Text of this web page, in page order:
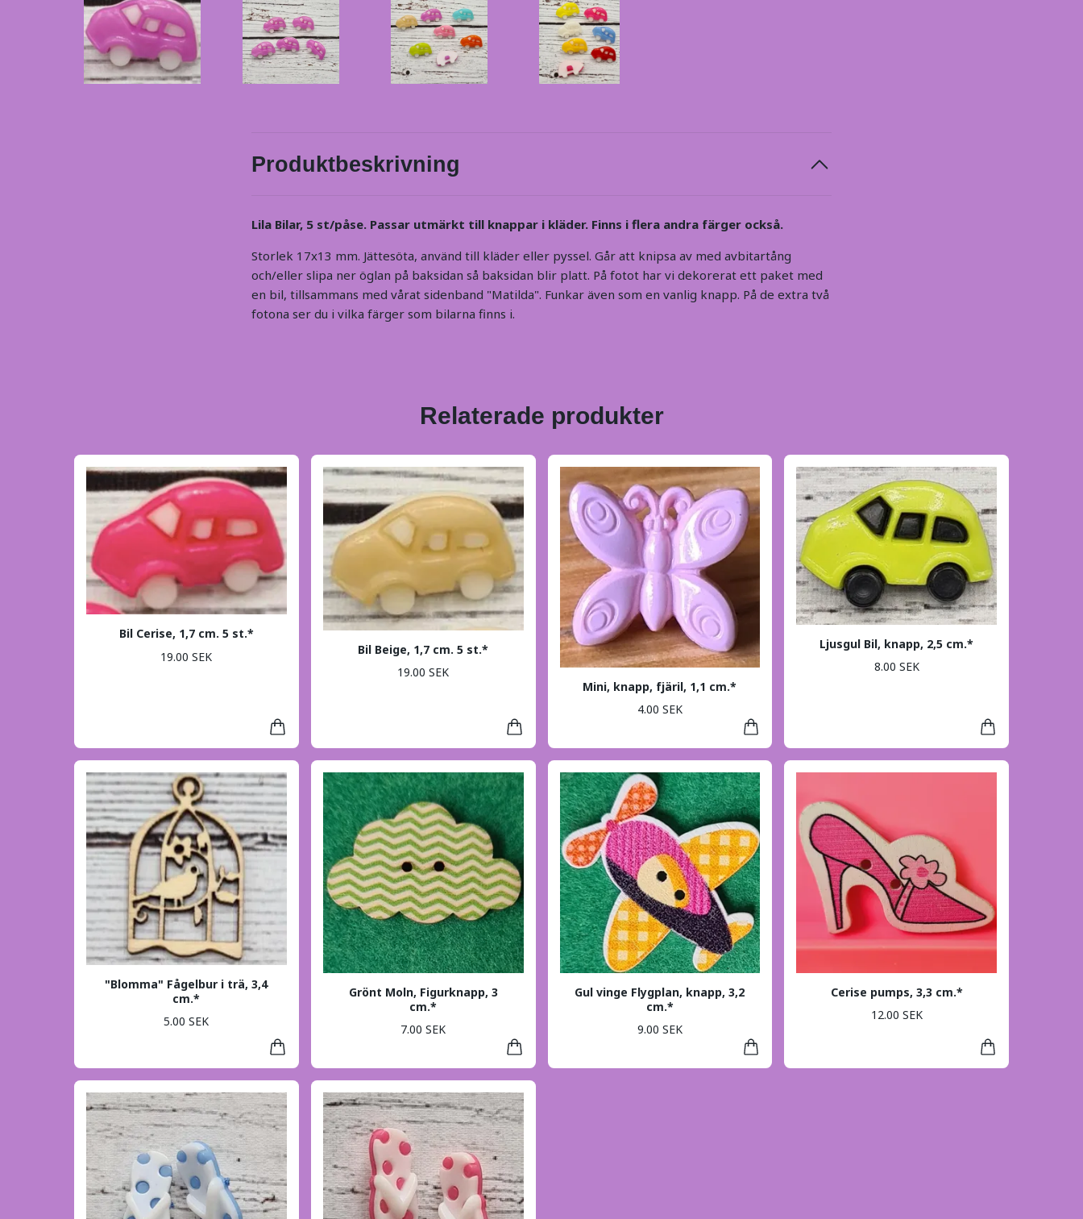
Produktbeskrivning
Lila Bilar, 5 st/påse. Passar utmärkt till knappar i kläder. Finns i flera andra färger också.
Storlek 17x13 mm. Jättesöta, använd till kläder eller pyssel. Går att knipsa av med avbitartång
och/eller slipa ner öglan på baksidan så baksidan blir platt. På fotot har vi dekorerat ett paket med
en bil, tillsammans med vårat sidenband "Matilda". Funkar även som en vanlig knapp. På de extra två
fotona ser du i vilka färger som bilarna finns i.
Relaterade produkter
Bil Cerise, 1,7 cm. 5 st.*
19.00 SEK
Bil Beige, 1,7 cm. 5 st.*
19.00 SEK
Mini, knapp, fjäril, 1,1 cm.*
4.00 SEK
Ljusgul Bil, knapp, 2,5 cm.*
8.00 SEK
"Blomma" Fågelbur i trä, 3,4
cm.*
5.00 SEK
Grönt Moln, Figurknapp, 3
cm.*
7.00 SEK
Gul vinge Flygplan, knapp, 3,2
cm.*
9.00 SEK
Cerise pumps, 3,3 cm.*
12.00 SEK